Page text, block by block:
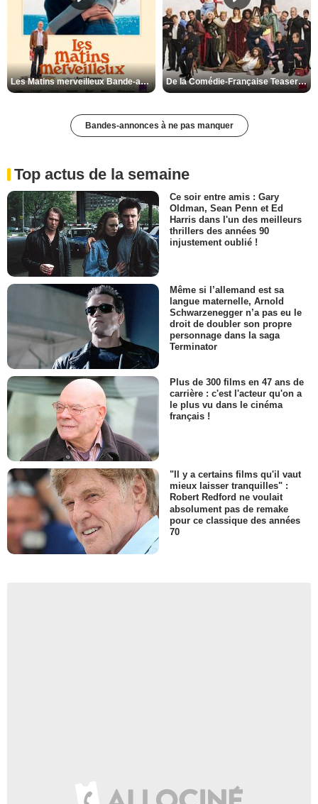
Les Matins merveilleux Bande-annonce VF De la Comédie-Française Teaser VF
Bandes-annonces à ne pas manquer
Top actus de la semaine
Ce soir entre amis : Gary
Oldman, Sean Penn et Ed
Harris dans l'un des meilleurs
thrillers des années 90
injustement oublié !
Même si l’allemand est sa
langue maternelle, Arnold
Schwarzenegger n’a pas eu le
droit de doubler son propre
personnage dans la saga
Terminator
Plus de 300 films en 47 ans de
carrière : c'est l'acteur qu'on a
le plus vu dans le cinéma
français !
"Il y a certains films qu'il vaut
mieux laisser tranquilles" :
Robert Redford ne voulait
absolument pas de remake
pour ce classique des années
70